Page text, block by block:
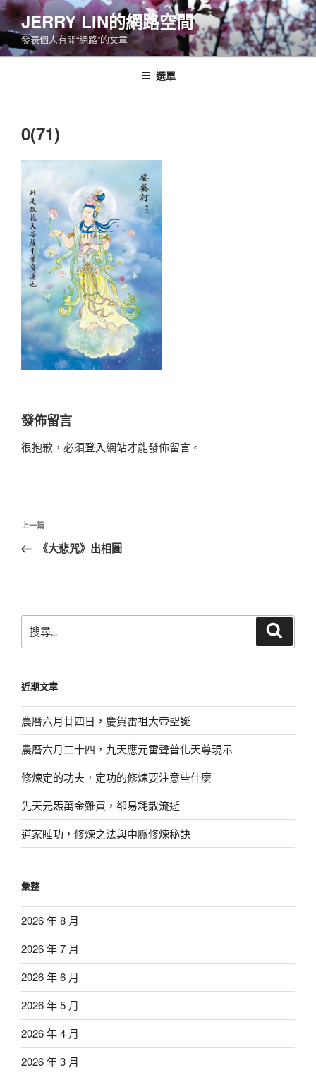
跳
至
主
要
JERRY LIN的網路空間
發表個人有關“網路”的文章
選單
0(71)
發佈留言
很抱歉，必須登入網站才能發佈留言。
文
導
上
一
上一篇
《大悲咒》出相圖
尋
字:
近期文章
農曆六月廿四日，慶賀雷祖大帝聖誕
農曆六月二十四，九天應元雷聲普化天尊現示
修煉定的功夫，定功的修煉要注意些什麼
先天元炁萬金難買，卻易耗散流逝
道家睡功，修煉之法與中脈修煉秘訣
彙整
2026 年 8 月
2026 年 7 月
2026 年 6 月
2026 年 5 月
2026 年 4 月
2026 年 3 月